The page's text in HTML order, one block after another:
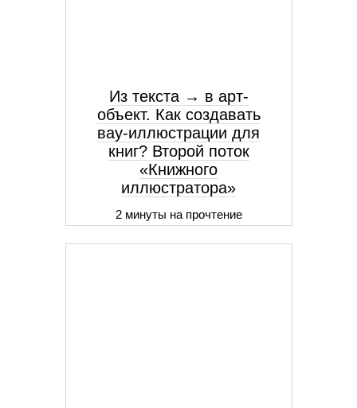
Из текста → в арт-
объект. Как создавать
вау-иллюстрации для
книг? Второй поток
«Книжного
иллюстратора»
2 минуты на прочтение